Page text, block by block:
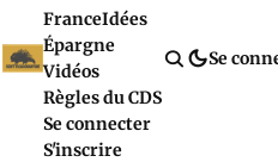
FranceIdées
Épargne
Vidéos
Règles du CDS
Se connecter
S'inscrire
Se